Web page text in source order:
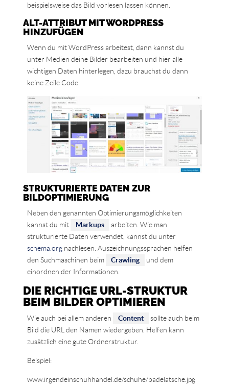
beispielsweise das Bild vorlesen lassen können.
ALT-ATTRIBUT MIT WORDPRESS
HINZUFÜGEN
Wenn du mit WordPress arbeitest, dann kannst du
unter Medien deine Bilder bearbeiten und hier alle
wichtigen Daten hinterlegen, dazu brauchst du dann
keine Zeile Code.
STRUKTURIERTE DATEN ZUR
BILDOPTIMIERUNG
Neben den genannten Optimierungsmöglichkeiten
kannst du mit
Markups
arbeiten. Wie man
strukturierte Daten verwendet, kannst du unter
schema.orgnachlesen. Auszeichnungssprachen helfen
den Suchmaschinen beim
Crawling
und dem
einordnen der Informationen.
DIE RICHTIGE URL-STRUKTUR
BEIM BILDER OPTIMIEREN
Wie auch bei allem anderen Content
sollte auch beim
Bild die URL den Namen wiedergeben. Helfen kann
zusätzlich eine gute Ordnerstruktur.
Beispiel:
www.irgendeinschuhhandel.de/schuhe/badelatsche.jpg